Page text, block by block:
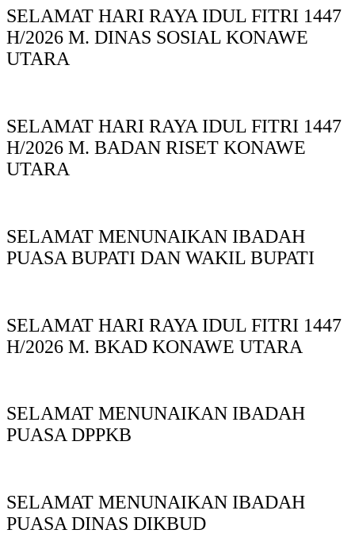
SELAMAT HARI RAYA IDUL FITRI 1447
H/2026 M. DINAS SOSIAL KONAWE
UTARA
SELAMAT HARI RAYA IDUL FITRI 1447
H/2026 M. BADAN RISET KONAWE
UTARA
SELAMAT MENUNAIKAN IBADAH
PUASA BUPATI DAN WAKIL BUPATI
SELAMAT HARI RAYA IDUL FITRI 1447
H/2026 M. BKAD KONAWE UTARA
SELAMAT MENUNAIKAN IBADAH
PUASA DPPKB
SELAMAT MENUNAIKAN IBADAH
PUASA DINAS DIKBUD